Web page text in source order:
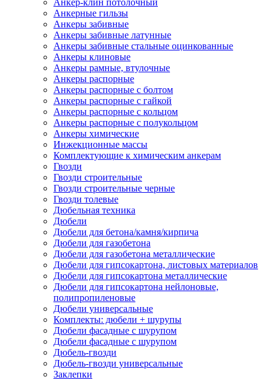
Анкер-клин потолочный
Анкерные гильзы
Анкеры забивные
Анкеры забивные латунные
Анкеры забивные стальные оцинкованные
Анкеры клиновые
Анкеры рамные, втулочные
Анкеры распорные
Анкеры распорные с болтом
Анкеры распорные с гайкой
Анкеры распорные с кольцом
Анкеры распорные с полукольцом
Анкеры химические
Инжекционные массы
Комплектующие к химическим анкерам
Гвозди
Гвозди строительные
Гвозди строительные черные
Гвозди толевые
Дюбельная техника
Дюбели
Дюбели для бетона/камня/кирпича
Дюбели для газобетона
Дюбели для газобетона металлические
Дюбели для гипсокартона, листовых материалов
Дюбели для гипсокартона металлические
Дюбели для гипсокартона нейлоновые,
полипропиленовые
Дюбели универсальные
Комплекты: дюбели + шурупы
Дюбели фасадные с шурупом
Дюбели фасадные с шурупом
Дюбель-гвозди
Дюбель-гвозди универсальные
Заклепки